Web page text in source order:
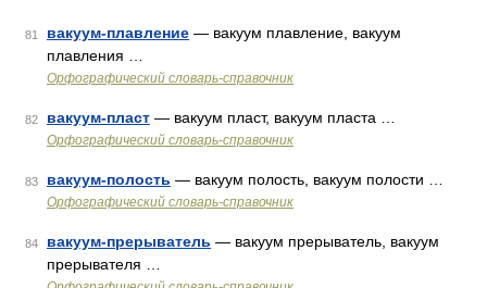
81 вакуум-плавление — вакуум плавление, вакуум
плавления …
Орфографический словарь-справочник
82 вакуум-пласт — вакуум пласт, вакуум пласта …
Орфографический словарь-справочник
83 вакуум-полость — вакуум полость, вакуум полости …
Орфографический словарь-справочник
84 вакуум-прерыватель — вакуум прерыватель, вакуум
прерывателя …